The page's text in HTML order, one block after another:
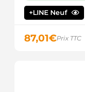
+LINE Neuf
87,01€Prix TTC